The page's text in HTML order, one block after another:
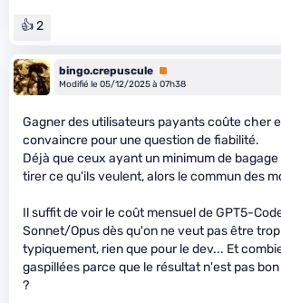
👍 2
bingo.crepuscule Premium
Modifié le 05/12/2025 à 07h38
Gagner des utilisateurs payants coûte cher
convaincre pour une question de fiabilité.
Déjà que ceux ayant un minimum de
tirer ce qu'ils veulent, alors le commun des
Il suffit de voir le coût mensuel de GPT5-
Sonnet/Opus dès qu'on ne veut pas être
typiquement, rien que pour le dev... Et
gaspillées parce que le résultat n'est pas
?